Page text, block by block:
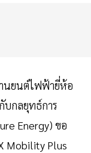
นยนต์ไฟฟ้ายี่ห้อ
บกลยุทธ์การ
Energy) ขอ
Mobility Plus